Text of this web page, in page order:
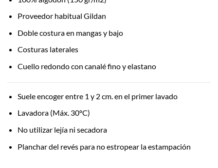
Proveedor habitual Gildan
Doble costura en mangas y bajo
Costuras laterales
Cuello redondo con canalé fino y elastano
Suele encoger entre 1 y 2 cm. en el primer lavado
Lavadora (Máx. 30ºC)
No utilizar lejía ni secadora
Planchar del revés para no estropear la estampación